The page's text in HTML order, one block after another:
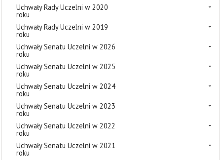
Uchwały Rady Uczelni w 2020
roku
Uchwały Rady Uczelni w 2019
roku
Uchwały Senatu Uczelni w 2026
roku
Uchwały Senatu Uczelni w 2025
roku
Uchwały Senatu Uczelni w 2024
roku
Uchwały Senatu Uczelni w 2023
roku
Uchwały Senatu Uczelni w 2022
roku
Uchwały Senatu Uczelni w 2021
roku